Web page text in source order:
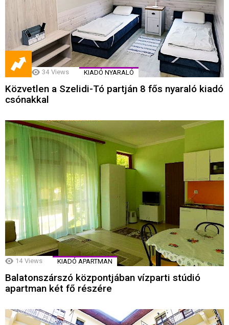
34 Views KIADÓ NYARALÓ
Közvetlen a Szelidi-Tó partján 8 fős nyaraló kiadó
csónakkal
14 Views KIADÓ APARTMAN
Balatonszárszó központjában vízparti stúdió
apartman két fő részére